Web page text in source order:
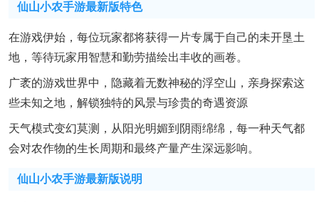
仙山小农手游最新版特色
在游戏伊始，每位玩家都将获得一片专属于自己的未开垦土
地，等待玩家用智慧和勤劳描绘出丰收的画卷。
广袤的游戏世界中，隐藏着无数神秘的浮空山，亲身探索这
些未知之地，解锁独特的风景与珍贵的奇遇资源
天气模式变幻莫测，从阳光明媚到阴雨绵绵，每一种天气都
会对农作物的生长周期和最终产量产生深远影响。
仙山小农手游最新版说明